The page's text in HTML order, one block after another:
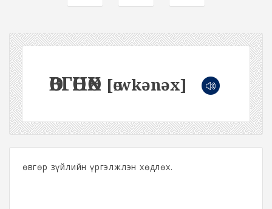
ӨӨВГӨНӨХ [өːwkənəx]
Өөвгөр зүйлийн үргэлжлэн хөдлөх.